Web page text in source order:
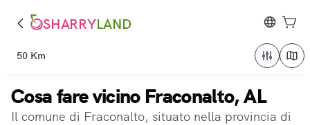
SHARRYLAND
50 Km
Cosa fare vicino Fraconalto, AL
Il comune di Fraconalto, situato nella provincia di